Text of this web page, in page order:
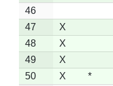
46
47
X
48
X
49
X
50
X *